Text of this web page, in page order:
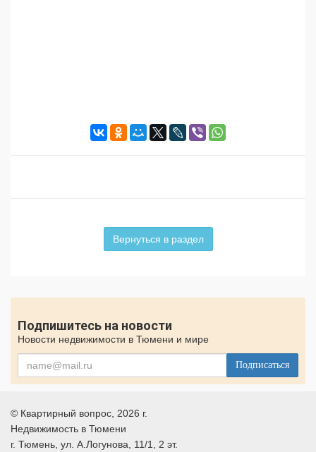
Вернуться в раздел
Подпишитесь на новости
Новости недвижимости в Тюмени и мире
Подписаться
© Квартирный вопрос , 2026 г.
Недвижимость в Тюмени
г. Тюмень , ул. А.Логунова, 11/1, 2 эт.